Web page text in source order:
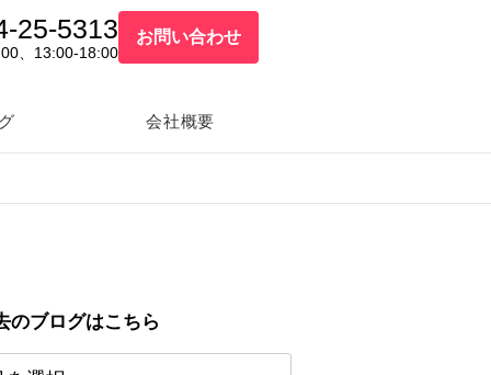
25-5313
、13:00-18:00
お問い合わせ
会社概要
のブログはこちら